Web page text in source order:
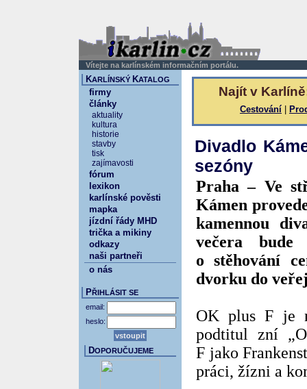
Vítejte na karlínském informačním portálu.
Najít v
Cestování
Divadlo
sezóny
Praha – Ve
Kámen
kamennou
večera
o stěhování
dvorku do
OK plus F je
podtitul zní
F jako
práci, žízni a
KARLÍNSKÝ KATALOG
firmy
články
aktuality
kultura
historie
stavby
tisk
zajímavosti
fórum
lexikon
karlínské pověsti
mapka
jízdní řády MHD
trička a mikiny
odkazy
naši partneři
o nás
PŘIHLÁSIT SE
email:
heslo:
DOPORUČUJEME